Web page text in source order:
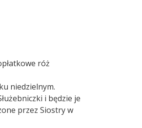
róż
niedzielnym.
i będzie je
przez Siostry w